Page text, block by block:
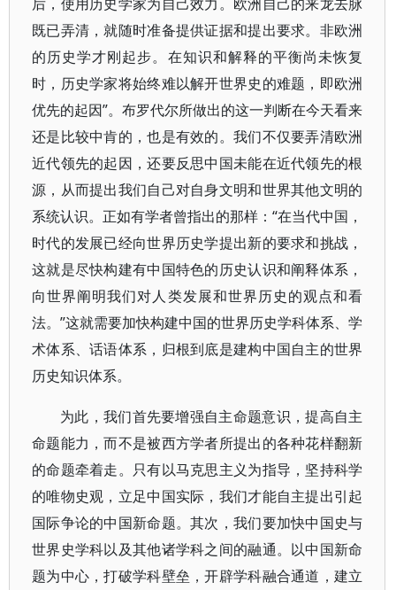
既已弄清，就随时准备提供证据和提出要求。非欧洲
的历史学才刚起步。在知识和解释的平衡尚未恢复
时，历史学家将始终难以解开世界史的难题，即欧洲
优先的起因”。布罗代尔所做出的这一判断在今天看来
还是比较中肯的，也是有效的。我们不仅要弄清欧洲
近代领先的起因，还要反思中国未能在近代领先的根
源，从而提出我们自己对自身文明和世界其他文明的
系统认识。正如有学者曾指出的那样：“在当代中国，
时代的发展已经向世界历史学提出新的要求和挑战，
这就是尽快构建有中国特色的历史认识和阐释体系，
向世界阐明我们对人类发展和世界历史的观点和看
法。”这就需要加快构建中国的世界历史学科体系、学
术体系、话语体系，归根到底是建构中国自主的世界
历史知识体系。
为此，我们首先要增强自主命题意识，提高自主
命题能力，而不是被西方学者所提出的各种花样翻新
的命题牵着走。只有以马克思主义为指导，坚持科学
的唯物史观，立足中国实际，我们才能自主提出引起
国际争论的中国新命题。其次，我们要加快中国史与
世界史学科以及其他诸学科之间的融通。以中国新命
题为中心，打破学科壁垒，开辟学科融合通道，建立